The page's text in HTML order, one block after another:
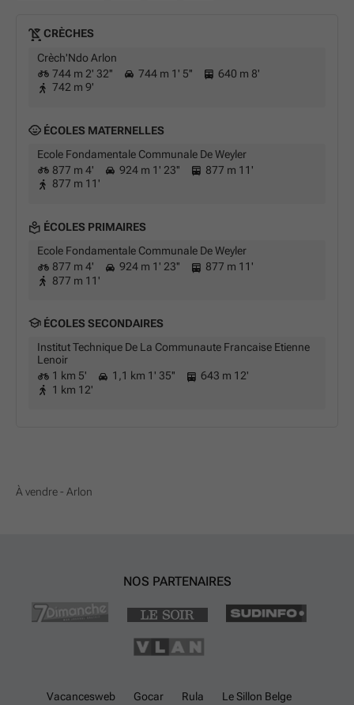
CRÈCHES
Crèch'Ndo Arlon
744 m 2' 32''
744 m 1' 5''
640 m 8'
742 m 9'
ÉCOLES MATERNELLES
Ecole Fondamentale Communale De Weyler
877 m 4'
924 m 1' 23''
877 m 11'
877 m 11'
ÉCOLES PRIMAIRES
Ecole Fondamentale Communale De Weyler
877 m 4'
924 m 1' 23''
877 m 11'
877 m 11'
ÉCOLES SECONDAIRES
Institut Technique De La Communaute Francaise Etienne
Lenoir
1 km 5'
1,1 km 1' 35''
643 m 12'
1 km 12'
À vendre - Arlon
NOS PARTENAIRES
Vacancesweb Gocar Rula
Le Sillon Belge